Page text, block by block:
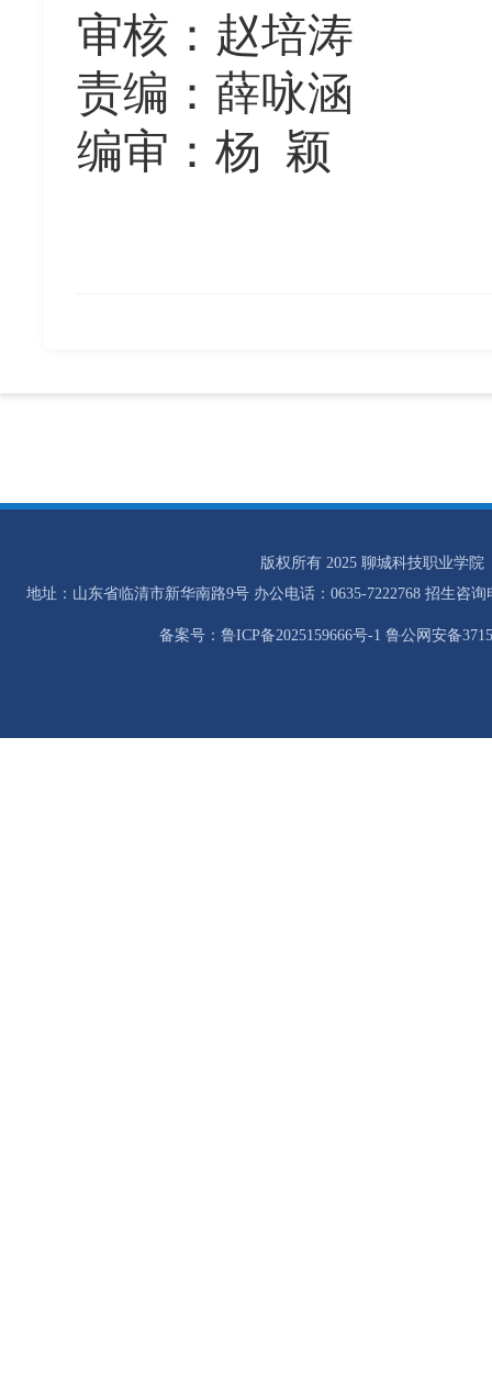
审核：赵培涛
责编：薛咏涵
编审：杨 颖
版权所有 2025 聊城科技职业学院
地址：山东省临清市新华南路9号 办公电话：0635-7222768 招生咨询
备案号：鲁ICP备2025159666号-1 鲁公网安备